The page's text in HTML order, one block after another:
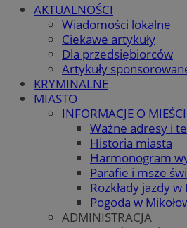
AKTUALNOŚCI
Wiadomości lokalne
Ciekawe artykuły
Dla przedsiębiorców
Artykuły
KRYMINALNE
MIASTO
INFORMACJE O
Ważne adresy i
Historia miasta
Harmonogram
Parafie i msze
Rozkłady jazdy w
Pogoda w
ADMINISTRACJA